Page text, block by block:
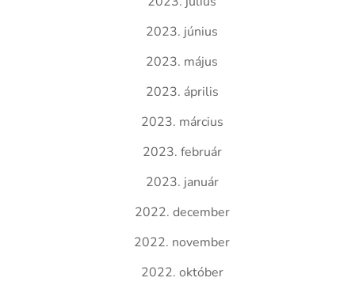
2023. június
2023. május
2023. április
2023. március
2023. február
2023. január
2022. december
2022. november
2022. október